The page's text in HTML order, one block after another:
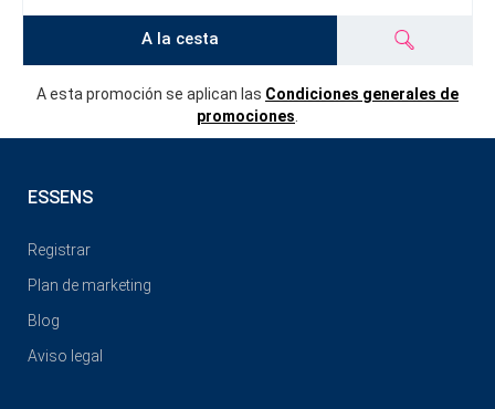
A la cesta
A esta promoción se aplican las Condiciones generales de
promociones
ESSENS
Registrar
Plan de marketing
Blog
Aviso legal